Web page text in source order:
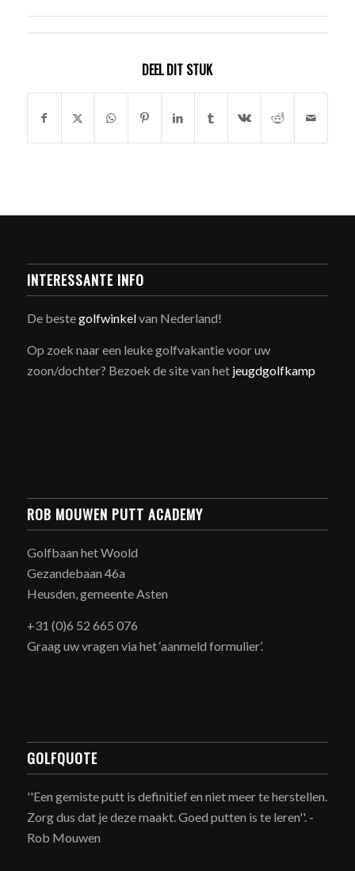
DEEL DIT STUK
INTERESSANTE INFO
De bestegolfwinkelvan Nederland!
Op zoek naar een leuke golfvakantie voor uw
zoon/dochter? Bezoek de site van hetjeugdgolfkamp
ROB MOUWEN PUTT ACADEMY
Golfbaan het Woold
Gezandebaan 46a
Heusden, gemeente Asten
+31 (0)6 52 665 076
Graag uw vragen via het ‘aanmeld formulier’.
GOLFQUOTE
''Een gemiste putt is definitief en niet meer te herstellen.
Zorg dus dat je deze maakt. Goed putten is te leren''. -
Rob Mouwen